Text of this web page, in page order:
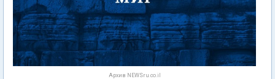
Архив NEWSru.co.il